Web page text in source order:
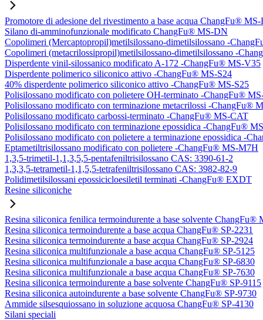
Promotore di adesione del rivestimento a base acqua ChangFu® MS-
Silano di-amminofunzionale modificato ChangFu® MS-DN
Copolimeri (Mercaptopropil)metilsilossano-dimetilsilossano -
Copolimeri (metacrilossipropil)metilsilossano-dimetilsilossano -
Disperdente vinil-silossanico modificato A-172 -ChangFu® MS-V35
Disperdente polimerico siliconico attivo -ChangFu® MS-S24
40% disperdente polimerico siliconico attivo -ChangFu® MS-S25
Polisilossano modificato con polietere OH-terminato -ChangFu®
Polisilossano modificato con terminazione metacrilossi -ChangFu®
Polisilossano modificato carbossi-terminato -ChangFu® MS-CAT
Polisilossano modificato con terminazione epossidica -ChangFu®
Polisilossano modificato con polietere a terminazione epossidica -
Eptametiltrisilossano modificato con polietere -ChangFu® MS-M7H
1,3,5-trimetil-1,1,3,5,5-pentafeniltrisilossano CAS: 3390-61-2
1,3,3,5-tetrametil-1,1,5,5-tetrafeniltrisilossano CAS: 3982-82-9
Polidimetilsilossani epossicicloesiletil terminati -ChangFu® EXDT
Resine siliconiche
Resina siliconica fenilica termoindurente a base solvente ChangFu®
Resina siliconica termoindurente a base acqua ChangFu® SP-2231
Resina siliconica termoindurente a base acqua ChangFu® SP-2924
Resina siliconica multifunzionale a base acqua ChangFu® SP-5125
Resina siliconica multifunzionale a base acqua ChangFu® SP-6830
Resina siliconica multifunzionale a base acqua ChangFu® SP-7630
Resina siliconica termoindurente a base solvente ChangFu® SP-9115
Resina siliconica autoindurente a base solvente ChangFu® SP-9730
Ammide silsesquiossano in soluzione acquosa ChangFu® SP-4130
Silani speciali